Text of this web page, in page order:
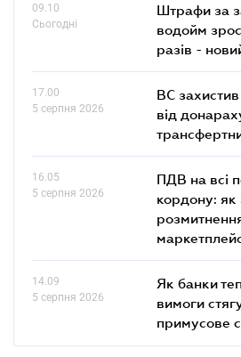
09.10
Сьогодні
Штрафи за
водойм
разів -
17.00
5 серпня 2026
ВС захистив
від
16.05
5 серпня 2026
ПДВ на всі
кордону: як
14.09
5 серпня 2026
Як банки
вимоги
примусове